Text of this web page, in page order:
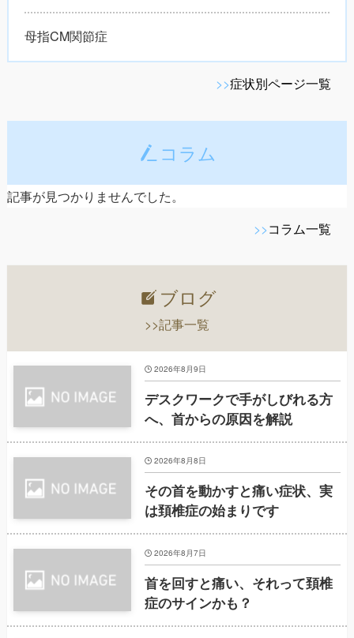
母指CM関節症
>>症状別ページ一覧
コラム
記事が見つかりませんでした。
>>コラム一覧
ブログ
>>記事一覧
デスクワークで手がしびれる方
へ、首からの原因を解説
2026年8月9日
その首を動かすと痛い症状、実
は頚椎症の始まりです
2026年8月8日
首を回すと痛い、それって頚椎
症のサインかも？
2026年8月7日